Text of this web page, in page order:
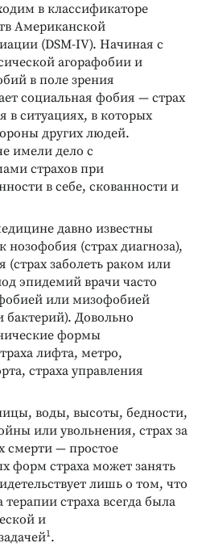
в классификаторе
Американской
(DSM-IV). Начиная с
агорафобии и
в поле зрения
социальная фобия — страх
в ситуациях, в которых
других людей.
имели дело с
страхов при
в себе, скованности и
давно известны
нозофобия (страх диагноза),
заболеть раком или
эпидемий врачи часто
или мизофобией
бактерий). Довольно
формы
лифта, метро,
страха управления
воды, высоты, бедности,
или увольнения, страх за
смерти — простое
форм страха может занять
лишь о том, что
страха всегда была
и
1.